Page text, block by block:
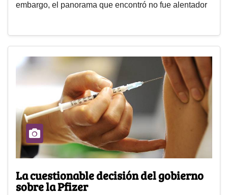
embargo, el panorama que encontró no fue alentador
La cuestionable decisión del gobierno
sobre la Pfizer